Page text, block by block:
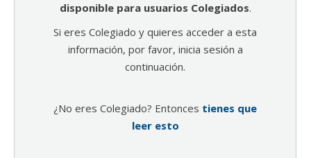
disponible para usuarios Colegiados.
Si eres Colegiado y quieres acceder a esta
información, por favor, inicia sesión a
continuación.
¿No eres Colegiado? Entonces tienes que
leer esto